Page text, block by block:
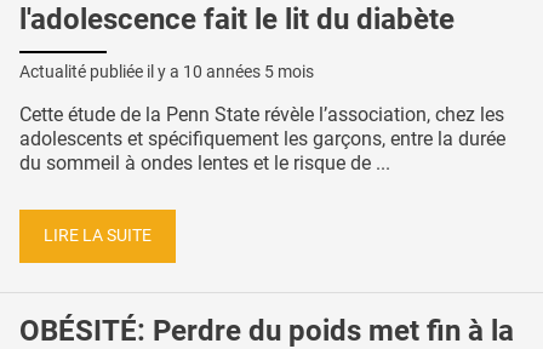
l'adolescence fait le lit du diabète
Actualité publiée il y a 10 années 5 mois
Cette étude de la Penn State révèle l’association, chez les
adolescents et spécifiquement les garçons, entre la durée
du sommeil à ondes lentes et le risque de ...
LIRE LA SUITE
OBÉSITÉ: Perdre du poids met fin à la